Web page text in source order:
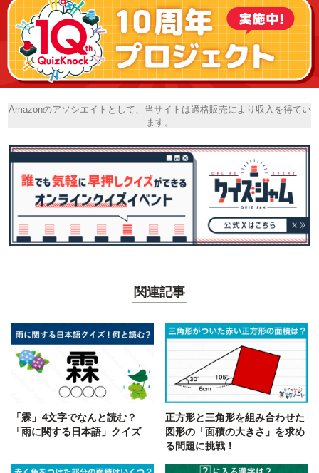
Amazonのアソシエイトとして、当サイトは適格販売により収入を得てい
ます。
関連記事
「霖」4文字でなんと読む？
「雨に関する日本語」クイズ
正方形と三角形を組み合わせた
図形の「面積の大きさ」を求め
る問題に挑戦！